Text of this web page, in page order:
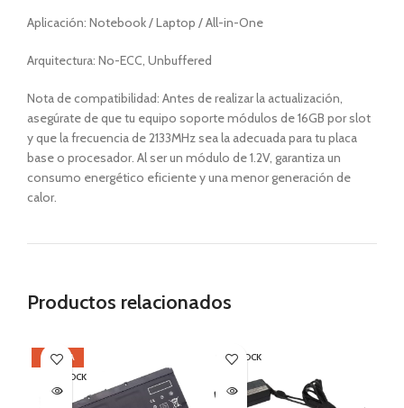
Aplicación: Notebook / Laptop / All-in-One
Arquitectura: No-ECC, Unbuffered
Nota de compatibilidad: Antes de realizar la actualización,
asegúrate de que tu equipo soporte módulos de 16GB por slot
y que la frecuencia de 2133MHz sea la adecuada para tu placa
base o procesador. Al ser un módulo de 1.2V, garantiza un
consumo energético eficiente y una menor generación de
calor.
Productos relacionados
OFERTA
SIN STOCK
SIN STOCK